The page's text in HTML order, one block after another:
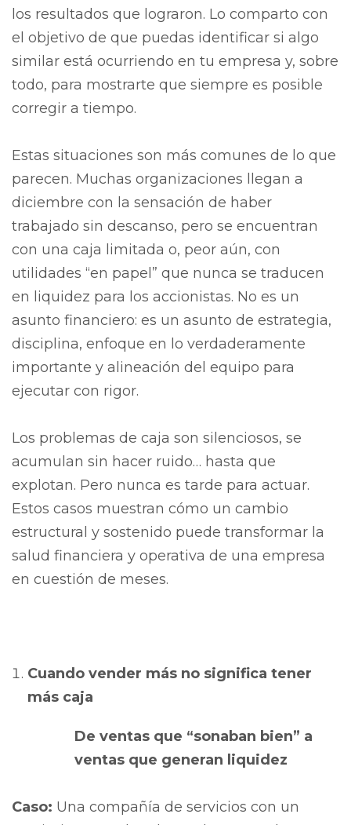
los resultados que lograron. Lo comparto con
el objetivo de que puedas identificar si algo
similar está ocurriendo en tu empresa y, sobre
todo, para mostrarte que siempre es posible
corregir a tiempo.
Estas situaciones son más comunes de lo que
parecen. Muchas organizaciones llegan a
diciembre con la sensación de haber
trabajado sin descanso, pero se encuentran
con una caja limitada o, peor aún, con
utilidades “en papel” que nunca se traducen
en liquidez para los accionistas. No es un
asunto financiero: es un asunto de estrategia,
disciplina, enfoque en lo verdaderamente
importante y alineación del equipo para
ejecutar con rigor.
Los problemas de caja son silenciosos, se
acumulan sin hacer ruido… hasta que
explotan. Pero nunca es tarde para actuar.
Estos casos muestran cómo un cambio
estructural y sostenido puede transformar la
salud financiera y operativa de una empresa
en cuestión de meses.
Cuando vender más no significa tener
más caja
De ventas que “sonaban bien” a
ventas que generan liquidez
Caso: Una compañía de servicios con un